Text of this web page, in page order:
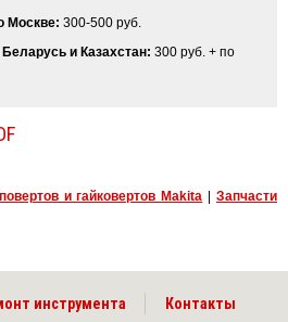
Москве: 300-500 руб.
и Казахстан: 300 руб. + по
и гайковертов Makita
Запчасти
инструмента Контакты